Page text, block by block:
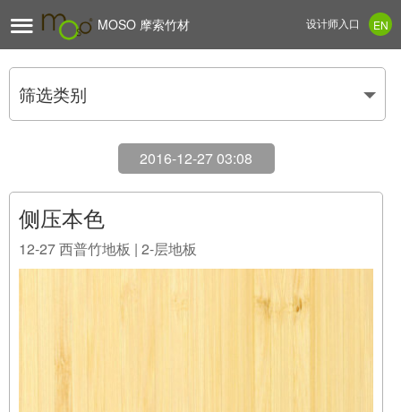
 MOSO 摩索竹材 EN
设计师入口
筛选类别
2016-12-27 03:08
侧压本色
12-27西普竹地板 | 2-层地板